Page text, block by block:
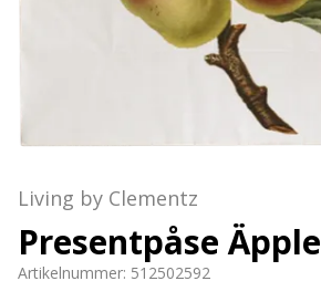
Living by Clementz
Presentpåse Äpple
Artikelnummer: 512502592